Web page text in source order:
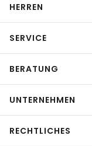
HERREN
SERVICE
BERATUNG
UNTERNEHMEN
RECHTLICHES